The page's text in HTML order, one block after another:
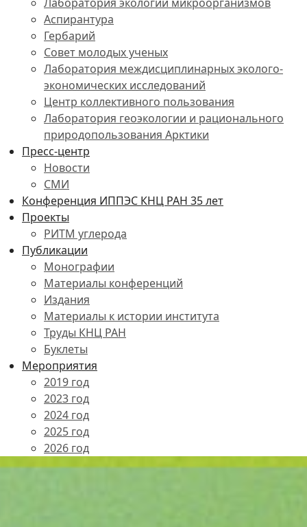
Аспирантура
Гербарий
Совет молодых ученых
Лаборатория междисциплинарных эколого-
экономических исследований
Центр коллективного пользования
Лаборатория геоэкологии и рационального
природопользования Арктики
Пресс-центр
Новости
СМИ
Конференция ИППЭС КНЦ РАН 35 лет
Проекты
РИТМ углерода
Публикации
Монографии
Материалы конференций
Издания
Материалы к истории института
Труды КНЦ РАН
Буклеты
Мероприятия
2019 год
2023 год
2024 год
2025 год
2026 год